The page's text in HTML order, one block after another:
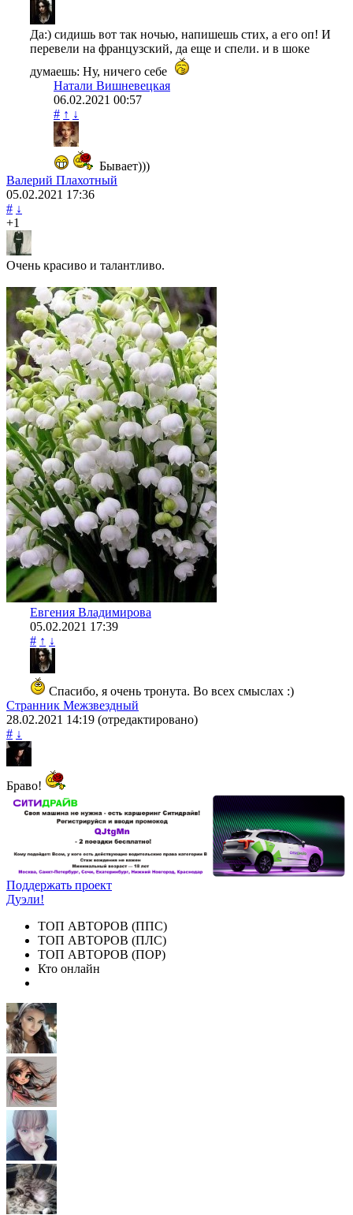
Да:) сидишь вот так ночью, напишешь стих, а его оп! И
перевели на французский, да еще и спели. и в шоке
думаешь: Ну, ничего себе
Натали Вишневецкая
06.02.2021 00:57
# ↑ ↓
Бывает)))
Валерий Плахотный
05.02.2021 17:36
# ↓
+1
Очень красиво и талантливо.
Евгения Владимирова
05.02.2021 17:39
# ↑ ↓
Спасибо, я очень тронута. Во всех смыслах :)
Странник Межзвездный
28.02.2021 14:19 (отредактировано)
# ↓
Браво!
Поддержать проект
Дуэли!
ТОП АВТОРОВ (ППС)
ТОП АВТОРОВ (ПЛС)
ТОП АВТОРОВ (ПОР)
Кто онлайн